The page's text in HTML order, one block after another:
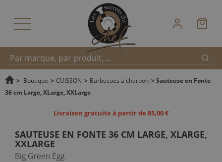
Recherche
> Boutique > CUISSON > Barbecues à charbon > Sauteuse en Fonte
36 cm Large, XLarge, XXLarge
Livraison gratuite à partir de 85,00 €
SAUTEUSE EN FONTE 36 CM LARGE, XLARGE,
XXLARGE
Big Green Egg